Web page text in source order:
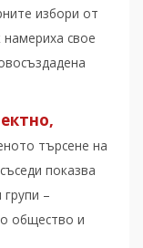
избори от
свое
търсене на
показва
–
общество и